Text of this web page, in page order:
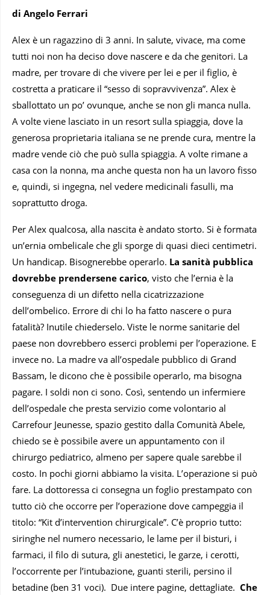
di Angelo Ferrari
Alex è un ragazzino di 3 anni. In salute, vivace, ma come
tutti noi non ha deciso dove nascere e da che genitori. La
madre, per trovare di che vivere per lei e per il figlio, è
costretta a praticare il “sesso di sopravvivenza”. Alex è
sballottato un po’ ovunque, anche se non gli manca nulla.
A volte viene lasciato in un resort sulla spiaggia, dove la
generosa proprietaria italiana se ne prende cura, mentre la
madre vende ciò che può sulla spiaggia. A volte rimane a
casa con la nonna, ma anche questa non ha un lavoro fisso
e, quindi, si ingegna, nel vedere medicinali fasulli, ma
soprattutto droga.
Per Alex qualcosa, alla nascita è andato storto. Si è formata
un’ernia ombelicale che gli sporge di quasi dieci centimetri.
Un handicap. Bisognerebbe operarlo. La sanità pubblica
dovrebbe prendersene carico, visto che l’ernia è la
conseguenza di un difetto nella cicatrizzazione
dell’ombelico. Errore di chi lo ha fatto nascere o pura
fatalità? Inutile chiederselo. Viste le norme sanitarie del
paese non dovrebbero esserci problemi per l’operazione. E
invece no. La madre va all’ospedale pubblico di Grand
Bassam, le dicono che è possibile operarlo, ma bisogna
pagare. I soldi non ci sono. Così, sentendo un infermiere
dell’ospedale che presta servizio come volontario al
Carrefour Jeunesse, spazio gestito dalla Comunità Abele,
chiedo se è possibile avere un appuntamento con il
chirurgo pediatrico, almeno per sapere quale sarebbe il
costo. In pochi giorni abbiamo la visita. L’operazione si può
fare. La dottoressa ci consegna un foglio prestampato con
tutto ciò che occorre per l’operazione dove campeggia il
titolo: “Kit d’intervention chirurgicale”. C’è proprio tutto:
siringhe nel numero necessario, le lame per il bisturi, i
farmaci, il filo di sutura, gli anestetici, le garze, i cerotti,
l’occorrente per l’intubazione, guanti sterili, persino il
betadine (ben 31 voci). Due intere pagine, dettagliate. Che